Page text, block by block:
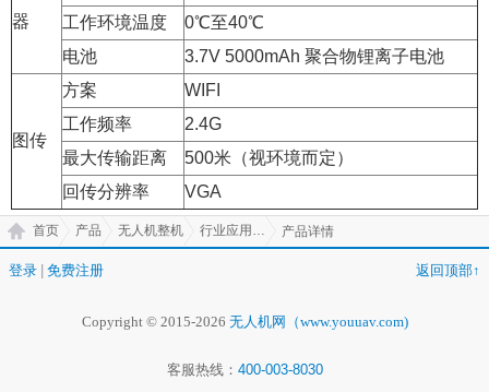
器
工作环境温度
0℃至40℃
电池
3.7V 5000mAh 聚合物锂离子电池
图传
方案
WIFI
工作频率
2.4G
最大传输距离
500米（视环境而定）
回传分辨率
VGA
首页 产品 无人机整机 行业应用无人机 产品详情
登录 免费注册 返回顶部↑
Copyright © 2015-2026 无人机网（www.youuav.com)
客服热线： 400-003-8030